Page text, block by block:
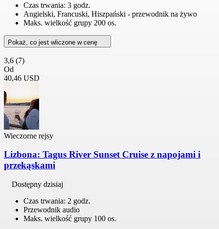
Czas trwania: 3 godz.
Angielski, Francuski, Hiszpański - przewodnik na żywo
Maks. wielkość grupy 200 os.
Pokaż, co jest wliczone w cenę
3,6 (7)
Od
40,46 USD
Wieczorne rejsy
Lizbona: Tagus River Sunset Cruise z napojami i
przekąskami
Dostępny dzisiaj
Czas trwania: 2 godz.
Przewodnik audio
Maks. wielkość grupy 100 os.